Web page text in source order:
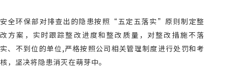
安全环保部对排查出的隐患按照“五定五落实”原则制定整
改方案，实时跟踪整改进度和整改质量，对整改措施不落
实、不到位的单位 ,严格按照公司相关管理制度进行处罚和考
核，坚决将隐患消灭在萌芽中。